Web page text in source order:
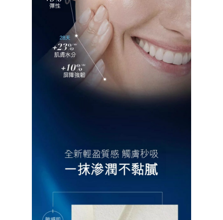
Moisturizers 面霜
Serums 精華
Toners & Essences
護液
Redness 舒緩鎮靜
Uneven Skin Tone
Sensitive Skin 溫和